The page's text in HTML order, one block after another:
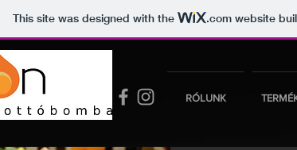
This site was designed with the .comwebsite
RÓLUNK